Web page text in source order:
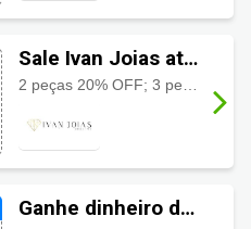
Sale Ivan Joias até
50%
Ganhe dinheiro de